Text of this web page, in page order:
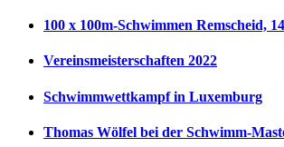
100 x 100m-Schwimmen Remscheid,
Vereinsmeisterschaften 2022
Schwimmwettkampf in Luxemburg
Thomas Wölfel bei der Schwimm-